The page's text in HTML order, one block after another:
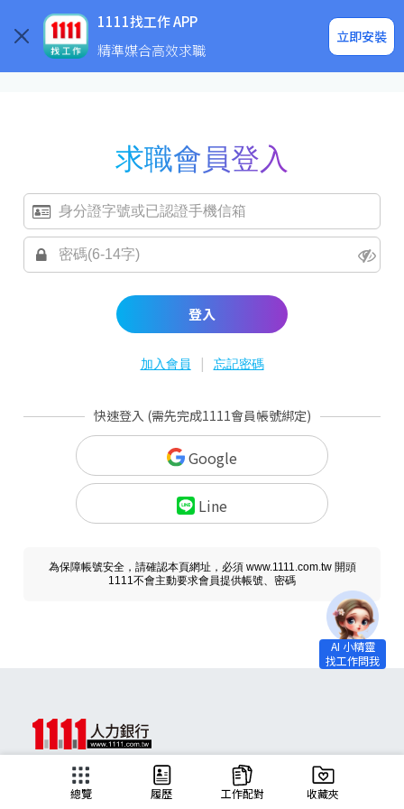
1111找工作 APP
精準媒合高效求職
立即安裝
企業求才
求職會員登入
登入
加入會員 | 忘記密碼
快速登入 (需先完成1111會員帳號綁定)
Google
Line
為保障帳號安全，請確認本頁網址，必須 www.1111.com.tw 開頭
1111不會主動要求會員提供帳號、密碼
總覽 履歷 工作配對 收藏夾